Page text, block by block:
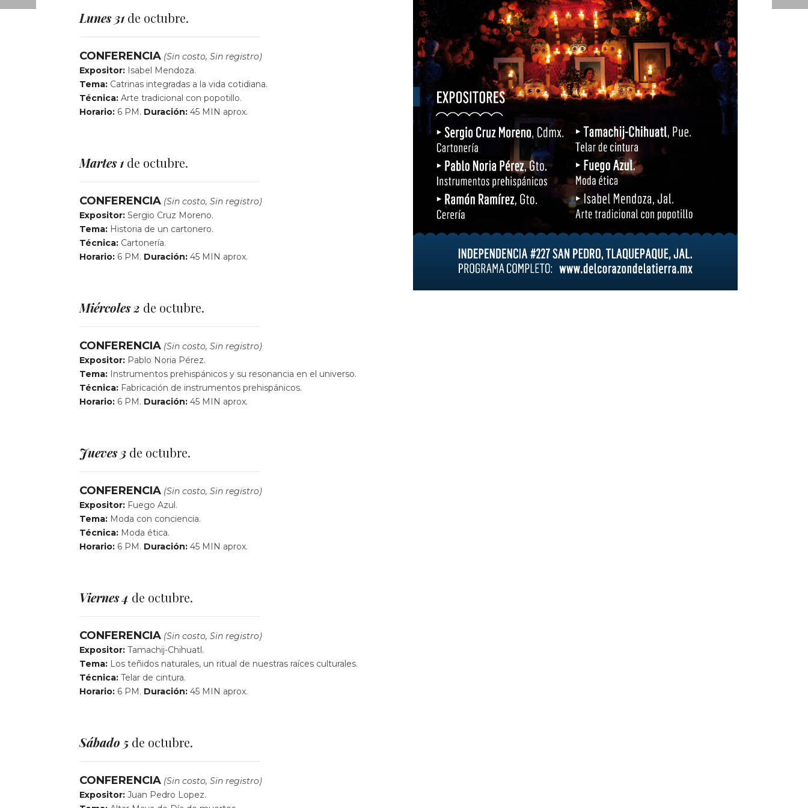
Lunes 31 de octubre.
CONFERENCIA (Sin costo, Sin registro)
Expositor: Isabel Mendoza.
Tema: Catrinas integradas a la vida cotidiana.
Técnica: Arte tradicional con popotillo.
Horario: 6 PM. Duración: 45 MIN aprox.
Martes 1 de octubre.
CONFERENCIA (Sin costo, Sin registro)
Expositor: Sergio Cruz Moreno.
Tema: Historia de un cartonero.
Técnica: Cartonería.
Horario: 6 PM. Duración: 45 MIN aprox.
Miércoles 2 de octubre.
CONFERENCIA (Sin costo, Sin registro)
Expositor: Pablo Noria Pérez.
Tema: Instrumentos prehispánicos y su resonancia en el universo.
Técnica: Fabricación de instrumentos prehispánicos.
Horario: 6 PM. Duración: 45 MIN aprox.
Jueves 3 de octubre.
CONFERENCIA (Sin costo, Sin registro)
Expositor: Fuego Azul.
Tema: Moda con conciencia.
Técnica: Moda ética.
Horario: 6 PM. Duración: 45 MIN aprox.
Viernes 4 de octubre.
CONFERENCIA (Sin costo, Sin registro)
Expositor: Tamachij-Chihuatl.
Tema: Los teñidos naturales, un ritual de nuestras raíces culturales.
Técnica: Telar de cintura.
Horario: 6 PM. Duración: 45 MIN aprox.
Sábado 5 de octubre.
CONFERENCIA (Sin costo, Sin registro)
Expositor: Juan Pedro Lopez.